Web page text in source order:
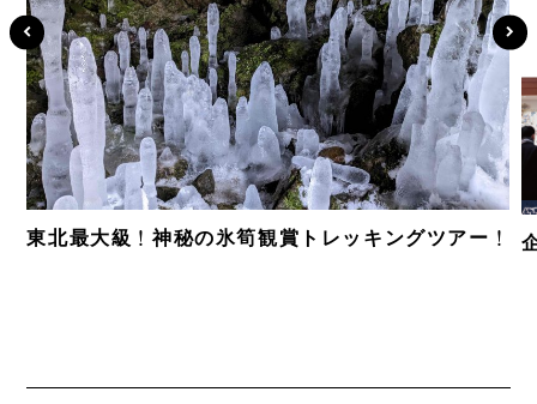
東北最大級！神秘の氷筍観賞トレッキングツアー！